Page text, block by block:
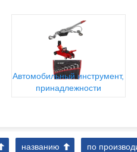
Автомобильный инструмент,
принадлежности
названию по